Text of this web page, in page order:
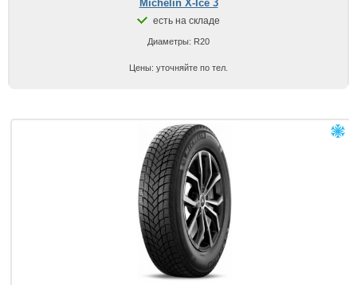
Michelin X-Ice 3
есть на складе
Диаметры: R20
Цены: уточняйте по тел.